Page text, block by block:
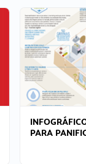
PARA